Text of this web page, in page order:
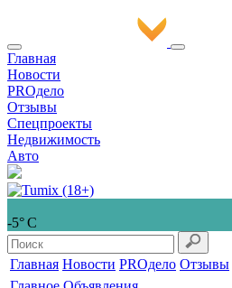
Главная
Новости
PROдело
Отзывы
Спецпроекты
Недвижимость
Авто
-5° С
Главная Новости PROдело Отзывы